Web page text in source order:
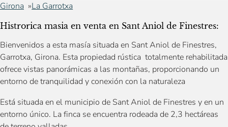
Girona La Garrotxa
Histrorica masia en venta en Sant Aniol de Finestres:
Bienvenidos a esta masía situada en Sant Aniol de Finestres,
Garrotxa, Girona. Esta propiedad rústica totalmente rehabilitada
ofrece vistas panorámicas a las montañas, proporcionando un
entorno de tranquilidad y conexión con la naturaleza
Está situada en el municipio de Sant Aniol de Finestres y en un
entorno único. La finca se encuentra rodeada de 2,3 hectáreas